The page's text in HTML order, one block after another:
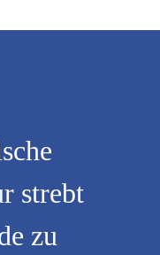
strebt
zu